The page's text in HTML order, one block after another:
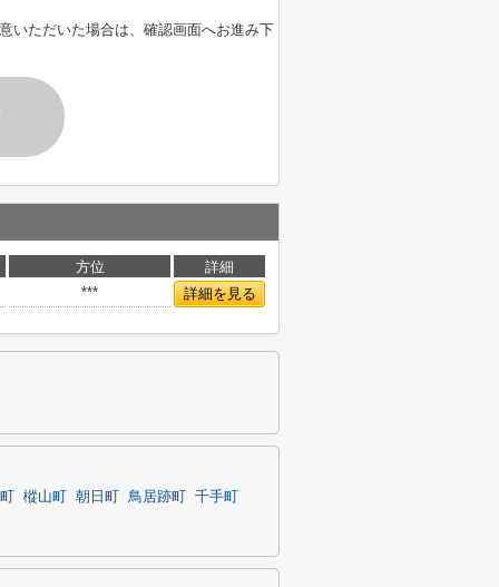
いただいた場合は、確認画面へお進み下
方位
詳細
*** 詳細を見る
樅山町 朝日町 鳥居跡町
千手町